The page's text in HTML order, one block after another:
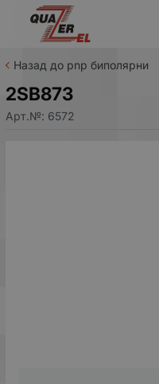
Назад до pnp биполярни
2SB873
Арт.№: 6572